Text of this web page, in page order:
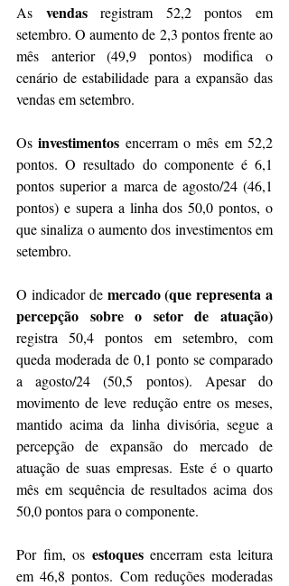
As vendas registram 52,2 pontos em
setembro. O aumento de 2,3 pontos frente ao
mês anterior (49,9 pontos) modifica o
cenário de estabilidade para a expansão das
vendas em setembro.
Os investimentos encerram o mês em 52,2
pontos. O resultado do componente é 6,1
pontos superior a marca de agosto/24 (46,1
pontos) e supera a linha dos 50,0 pontos, o
que sinaliza o aumento dos investimentos em
setembro.
O indicador de mercado (que representa a
percepção sobre o setor de atuação)
registra 50,4 pontos em setembro, com
queda moderada de 0,1 ponto se comparado
a agosto/24 (50,5 pontos). Apesar do
movimento de leve redução entre os meses,
mantido acima da linha divisória, segue a
percepção de expansão do mercado de
atuação de suas empresas. Este é o quarto
mês em sequência de resultados acima dos
50,0 pontos para o componente.
Por fim, os estoques encerram esta leitura
em 46,8 pontos. Com reduções moderadas